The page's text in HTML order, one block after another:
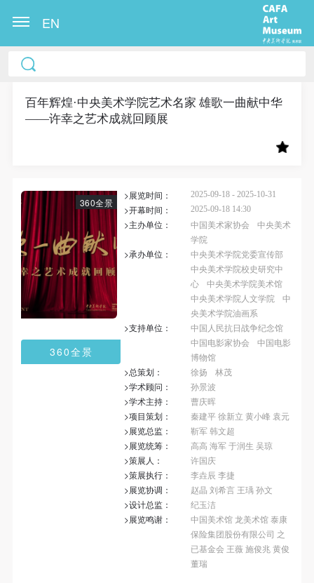
EN
百年辉煌·中央美术学院艺术名家 雄歌一曲献中华
——许幸之艺术成就回顾展
360全景
360全景
>展览时间： 2025-09-18 - 2025-10-31
>开幕时间： 2025-09-18 14:30
>主办单位： 中国美术家协会
中央美术
学院
>承办单位：
中央美术学院党委宣传部
中央美术学院校史研究中
心
中央美术学院美术馆
中央美术学院人文学院
中
央美术学院油画系
>支持单位：
中国人民抗日战争纪念馆
中国电影家协会
中国电影
博物馆
>总策划：
徐扬
林茂
>学术顾问：
孙景波
>学术主持：
曹庆晖
>项目策划：
秦建平 徐新立 黄小峰 袁元
>展览总监：
靳军 韩文超
>展览统筹：
高高 海军 于润生 吴琼
>策展人：
许国庆
>策展执行：
李垚辰 李捷
>展览协调：
赵晶 刘希言 王瑀 孙文
>设计总监：
纪玉洁
>展览鸣谢：
中国美术馆 龙美术馆 泰康
保险集团股份有限公司 之
已基金会 王薇 施俊兆 黄俊
董瑞
中央美术学院美术馆出版授权协议书
称“CAFAM”），愿意将本人参与中央美术学院美术馆
公共教育部组织的公益性活动（包括美术馆会员活
动）的涉及本人的图像、照片、文字、著作、活动成
它数字媒体形式公开出版，并同意编入《中国知识资
源总库》《中央美术学院资料库》《中央美术学院美
术馆资料库》等相关资料、文献、档案机构和平台，
在中央美术学院中使用和在互联网上传播，同意按相
关“章程”规定享受相关权益。
中央美术学院美术馆活动安全免责协议书
第一条
本次活动公平公正、自愿参加与退出、风险与责任自
负的原则。但活动有风险，参加者应有必要的风险意
参加本次活动者必须遵守中华人民共和国的相关法
律、法规，必须遵循道德和社会公德规范，并应该具
备以人为本、团结友爱、互相帮助和助人为乐的良好
参加本次活动人员应该是成年人（具有完全民事行为
能力的人，18周岁以上）未成年人必须在成年人的陪
中央美术学院美术馆出版授权协议书
称“CAFAM”），愿意将本人参与中央美术学院美术馆
公共教育部组织的公益性活动（包括美术馆会员活
动）的涉及本人的图像、照片、文字、著作、活动成
它数字媒体形式公开出版，并同意编入《中国知识资
源总库》《中央美术学院资料库》《中央美术学院美
术馆资料库》等相关资料、文献、档案机构和平台，
在中央美术学院中使用和在互联网上传播，同意按相
关“章程”规定享受相关权益。
中央美术学院美术馆活动安全免责协议书
第一条
本次活动公平公正、自愿参加与退出、风险与责任自
负的原则。但活动有风险，参加者应有必要的风险意
参加本次活动者必须遵守中华人民共和国的相关法
律、法规，必须遵循道德和社会公德规范，并应该具
备以人为本、团结友爱、互相帮助和助人为乐的良好
参加本次活动人员应该是成年人（具有完全民事行为
能力的人，18周岁以上）未成年人必须在成年人的陪
中央美术学院美术馆出版授权协议书
称“CAFAM”），愿意将本人参与中央美术学院美术馆
公共教育部组织的公益性活动（包括美术馆会员活
动）的涉及本人的图像、照片、文字、著作、活动成
它数字媒体形式公开出版，并同意编入《中国知识资
源总库》《中央美术学院资料库》《中央美术学院美
术馆资料库》等相关资料、文献、档案机构和平台，
在中央美术学院中使用和在互联网上传播，同意按相
关“章程”规定享受相关权益。
中央美术学院美术馆活动安全免责协议书
第一条
本次活动公平公正、自愿参加与退出、风险与责任自
负的原则。但活动有风险，参加者应有必要的风险意
参加本次活动者必须遵守中华人民共和国的相关法
律、法规，必须遵循道德和社会公德规范，并应该具
备以人为本、团结友爱、互相帮助和助人为乐的良好
参加本次活动人员应该是成年人（具有完全民事行为
能力的人，18周岁以上）未成年人必须在成年人的陪